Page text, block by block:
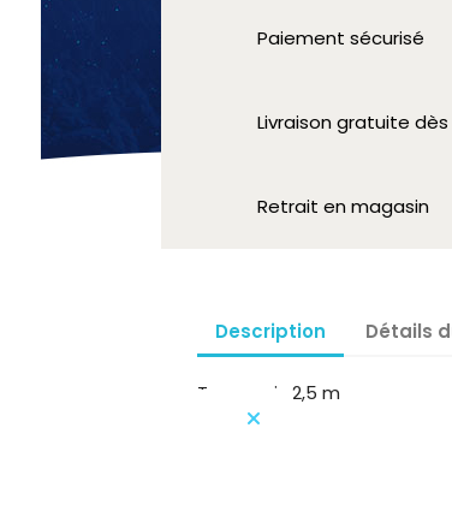
Paiement sécurisé
Livraison gratuite
Retrait en magasin
Description Détails
Tuyau gris 2,5 m